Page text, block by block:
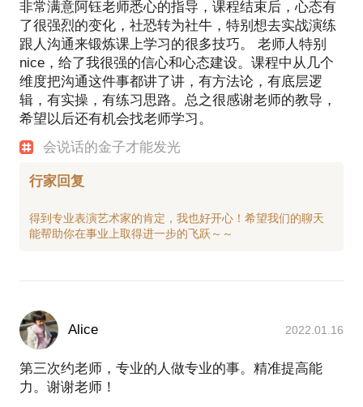
非常满意阿钰老师悉心的指导，课程结束后，心态有
了很强烈的变化，社恐转为社牛，特别想去实战演练
跟人沟通来锻炼课上学习的很多技巧。 老师人特别
nice，给了我很强的信心和心态建设。课程中从几个
维度把沟通这件事都讲了讲，有方法论，有底层逻
辑，有实操，有练习思路。总之很感谢老师的教导，
希望以后还有机会找老师学习。
会说话的金子才能发光
行家回复
得到专业表演艺术家的肯定，我也好开心！希望我们的聊天
Alice 2022.01.16
第三次约老师，专业的人做专业的事。精准提高能
力。谢谢老师！